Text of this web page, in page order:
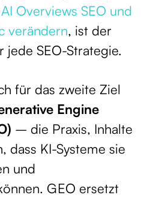
Overviews SEO und
verändern, ist der
jede SEO-Strategie.
für das zweite Ziel
Engine
– die Praxis, Inhalte
dass KI-Systeme sie
und
GEO ersetzt